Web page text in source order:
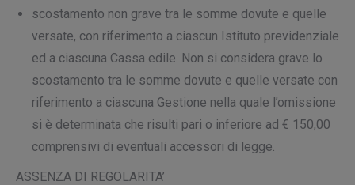
scostamento non grave tra le somme dovute e quelle
versate, con riferimento a ciascun Istituto previdenziale
ed a ciascuna Cassa edile. Non si considera grave lo
scostamento tra le somme dovute e quelle versate con
riferimento a ciascuna Gestione nella quale l’omissione
si è determinata che risulti pari o inferiore ad € 150,00
comprensivi di eventuali accessori di legge.
ASSENZA DI REGOLARITA’